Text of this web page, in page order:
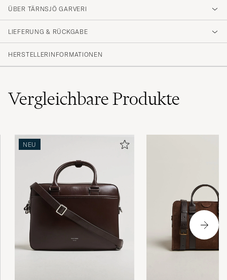
Excellent product!
ØYVIND H GEKAUFT AM AUF CAREOFCARL.NO
ÜBER TÄRNSJÖ GARVERI
LIEFERUNG & RÜCKGABE
HERSTELLERINFORMATIONEN
VergleichbareProdukte
NEU